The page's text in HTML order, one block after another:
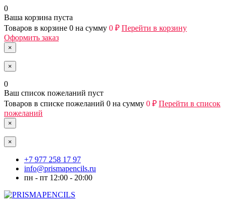
0
Ваша корзина пуста
Товаров в корзине 0 на сумму 0 ₽ Перейти в корзину
Оформить заказ
×
×
0
Ваш список пожеланий пуст
Товаров в списке пожеланий 0 на сумму 0 ₽ Перейти в список
пожеланий
×
×
+7 977 258 17 97
info@prismapencils.ru
пн - пт 12:00 - 20:00